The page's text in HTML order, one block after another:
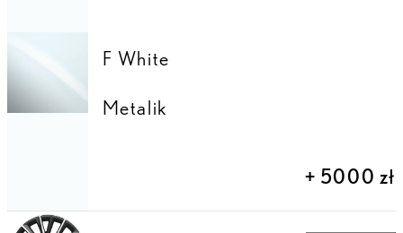
F White
Metalik
+ 5000 zł